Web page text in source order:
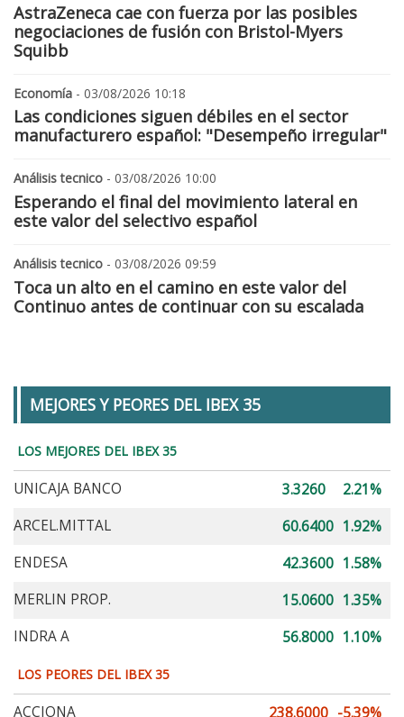
AstraZeneca cae con fuerza por las posibles
negociaciones de fusión con Bristol-Myers
Squibb
Economía - 03/08/2026 10:18
Las condiciones siguen débiles en el sector
manufacturero español: "Desempeño irregular"
Análisis tecnico - 03/08/2026 10:00
Esperando el final del movimiento lateral en
este valor del selectivo español
Análisis tecnico - 03/08/2026 09:59
Toca un alto en el camino en este valor del
Continuo antes de continuar con su escalada
MEJORES Y PEORES DEL IBEX 35
LOS MEJORES DEL IBEX 35
UNICAJA BANCO 3.3260
2.21%
ARCEL.MITTAL
60.6400 1.92%
ENDESA
42.3600 1.58%
MERLIN PROP.
15.0600 1.35%
INDRA A
56.8000 1.10%
LOS PEORES DEL IBEX 35
ACCIONA 238.6000 -5.39%